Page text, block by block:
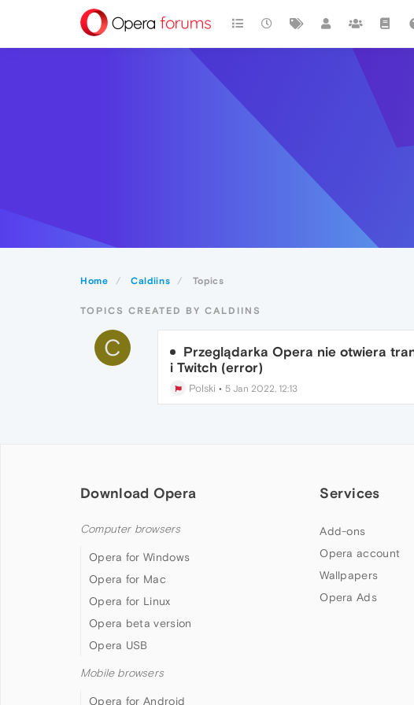
Home Caldiins Topics
TOPICS CREATED BY CALDIINS
C
Przeglądarka Opera nie otwiera
i Twitch (error)
Polski • 5 Jan 2022, 12:13
Download Opera
Computer browsers
Opera for Windows
Opera for Mac
Opera for Linux
Opera beta version
Opera USB
Mobile browsers
Opera for Android
Services
Add-ons
Opera account
Wallpapers
Opera Ads